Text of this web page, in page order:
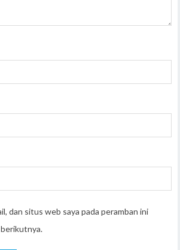
dan situs web saya pada peramban ini